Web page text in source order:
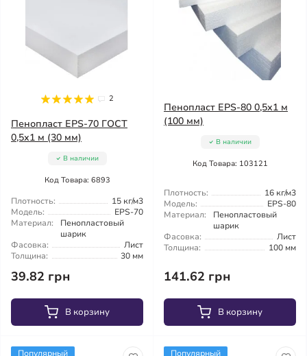
2
Пенопласт EPS-70 ГОСТ
0,5х1 м (30 мм)
В наличии
Код Товара: 6893
Плотность:
15 кг/м3
Модель:
EPS-70
Материал:
Пенопластовый
шарик
Фасовка:
Лист
Толщина:
30 мм
39.82 грн
В корзину
Пенопласт EPS-80 0,5х1 м
(100 мм)
В наличии
Код Товара: 103121
Плотность:
16 кг/м3
Модель:
EPS-80
Материал:
Пенопластовый
шарик
Фасовка:
Лист
Толщина:
100 мм
141.62 грн
В корзину
Популярный Популярный